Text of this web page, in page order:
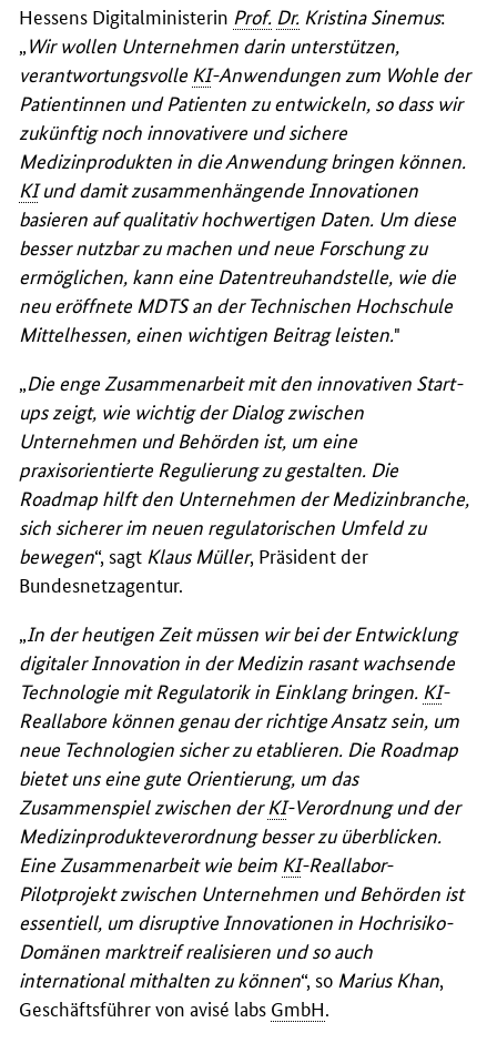
Hessens Digitalministerin Prof. Dr. Kristina Sinemus:
Wir wollen Unternehmen darin unterstützen,
verantwortungsvolle KI-Anwendungen zum Wohle der
Patientinnen und Patienten zu entwickeln, so dass wir
zukünftig noch innovativere und sichere
Medizinprodukten in die Anwendung bringen können.
KIund damit zusammenhängende Innovationen
basieren auf qualitativ hochwertigen Daten. Um diese
besser nutzbar zu machen und neue Forschung zu
ermöglichen, kann eine Datentreuhandstelle, wie die
neu eröffnete MDTS an der Technischen Hochschule
Mittelhessen, einen wichtigen Beitrag leisten. "
Die enge Zusammenarbeit mit den innovativen Start-
ups zeigt, wie wichtig der Dialog zwischen
Unternehmen und Behörden ist, um eine
praxisorientierte Regulierung zu gestalten. Die
Roadmap hilft den Unternehmen der Medizinbranche,
sich sicherer im neuen regulatorischen Umfeld zu
bewegen“, sagt Klaus Müller, Präsident der
Bundesnetzagentur.
In der heutigen Zeit müssen wir bei der Entwicklung
digitaler Innovation in der Medizin rasant wachsende
Technologie mit Regulatorik in Einklang bringen. KI-
Reallabore können genau der richtige Ansatz sein, um
neue Technologien sicher zu etablieren. Die Roadmap
bietet uns eine gute Orientierung, um das
Zusammenspiel zwischen derKI-Verordnung und der
Medizinprodukteverordnung besser zu überblicken.
Eine Zusammenarbeit wie beim KI-Reallabor-
Pilotprojekt zwischen Unternehmen und Behörden ist
essentiell, um disruptive Innovationen in Hochrisiko-
Domänen marktreif realisieren und so auch
international mithalten zu können“, so Marius Khan
Geschäftsführer von avisé labs GmbH